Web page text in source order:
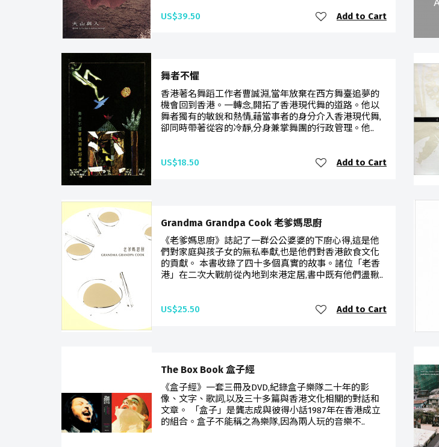
US$39.50 Add to Cart
舞者不懼
香港著名舞蹈工作者曹誠淵,當年放棄在西方舞臺追夢的
機會回到香港。一轉念,開拓了香港現代舞的道路。他以
舞者獨有的敏銳和熱情,藉當事者的身分介入香港現代舞,
卻同時帶著從容的冷靜,分身兼掌舞團的行政管理。他..
US$18.50 Add to Cart
Grandma Grandpa Cook 老爹媽思廚
《老爹媽思廚》誌記了一群公公婆婆的下廚心得,這是他
們對家庭與孩子女的無私奉獻,也是他們對香港飲食文化
的貢獻。 本書收錄了四十多個真實的故事。諸位「老香
港」在二次大戰前從內地到來港定居,書中既有他們盪鞦..
US$25.50 Add to Cart
The Box Book 盒子經
《盒子經》一套三冊及DVD,紀錄盒子樂隊二十年的影
像、文字、歌詞,以及三十多篇與香港文化相關的對話和
文章。 「盒子」是龔志成與彼得小話1987年在香港成立
的組合。盒子不能稱之為樂隊,因為兩人玩的音樂不..